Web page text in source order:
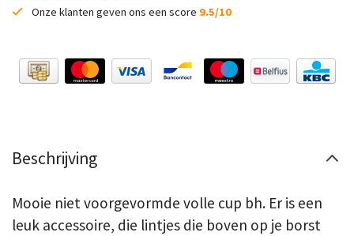
Onze klanten geven ons een score 9.5/10
Beschrijving
Mooie niet voorgevormde volle cup bh. Er is een
leuk accessoire, die lintjes die boven op je borst